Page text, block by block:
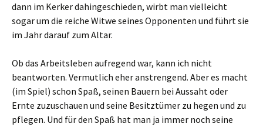
dann im Kerker dahingeschieden, wirbt man vielleicht
sogar um die reiche Witwe seines Opponenten und führt sie
im Jahr darauf zum Altar.
Ob das Arbeitsleben aufregend war, kann ich nicht
beantworten. Vermutlich eher anstrengend. Aber es macht
(im Spiel) schon Spaß, seinen Bauern bei Aussaht oder
Ernte zuzuschauen und seine Besitztümer zu hegen und zu
pflegen. Und für den Spaß hat man ja immer noch seine